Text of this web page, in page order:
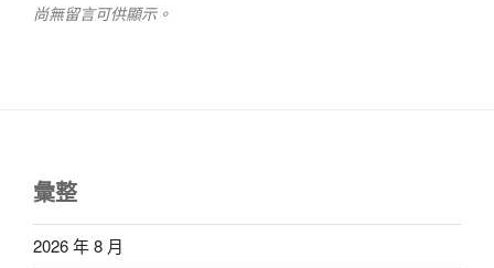
尚無留言可供顯示。
彙整
2026 年 8 月